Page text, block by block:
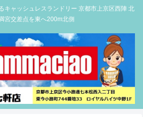
キャッシュレスランドリー 京都市上京区西陣 北
宮交差点を東へ200m北側